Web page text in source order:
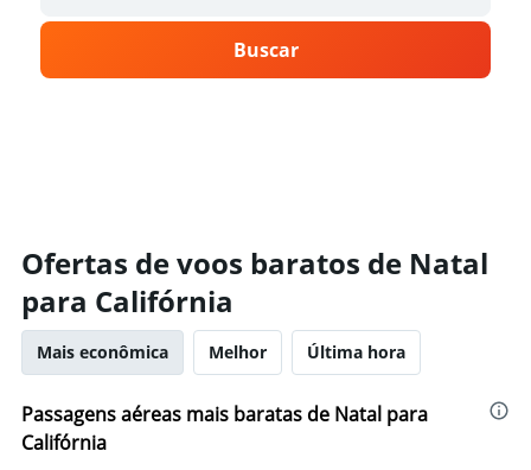
Buscar
Ofertas de voos baratos de Natal
para Califórnia
Mais econômica Melhor Última hora
Passagens aéreas mais baratas de Natal para
Califórnia